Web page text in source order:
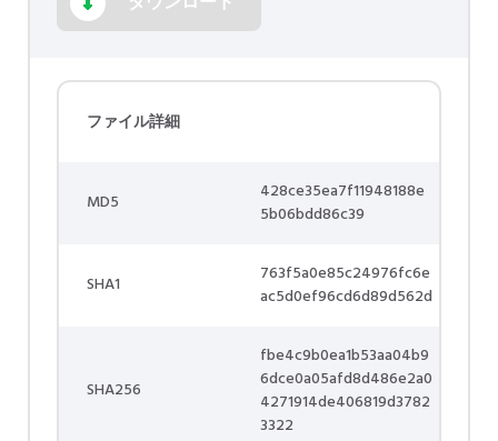
ファイル詳細
MD5
428ce35ea7f11948188e
5b06bdd86c39
SHA1
763f5a0e85c24976fc6e
ac5d0ef96cd6d89d562d
SHA256
fbe4c9b0ea1b53aa04b9
6dce0a05afd8d486e2a0
4271914de406819d3782
3322